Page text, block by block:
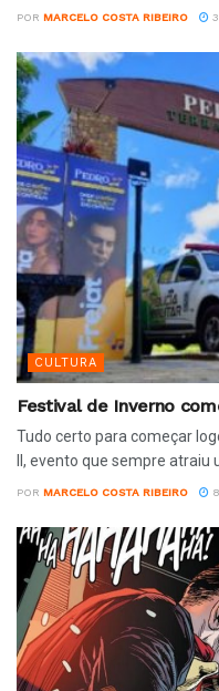
POR MARCELO COSTA RIBEIRO
CULTURA
Festival de Inverno
Tudo certo para começar
II, evento que sempre atraiu
POR MARCELO COSTA RIBEIRO